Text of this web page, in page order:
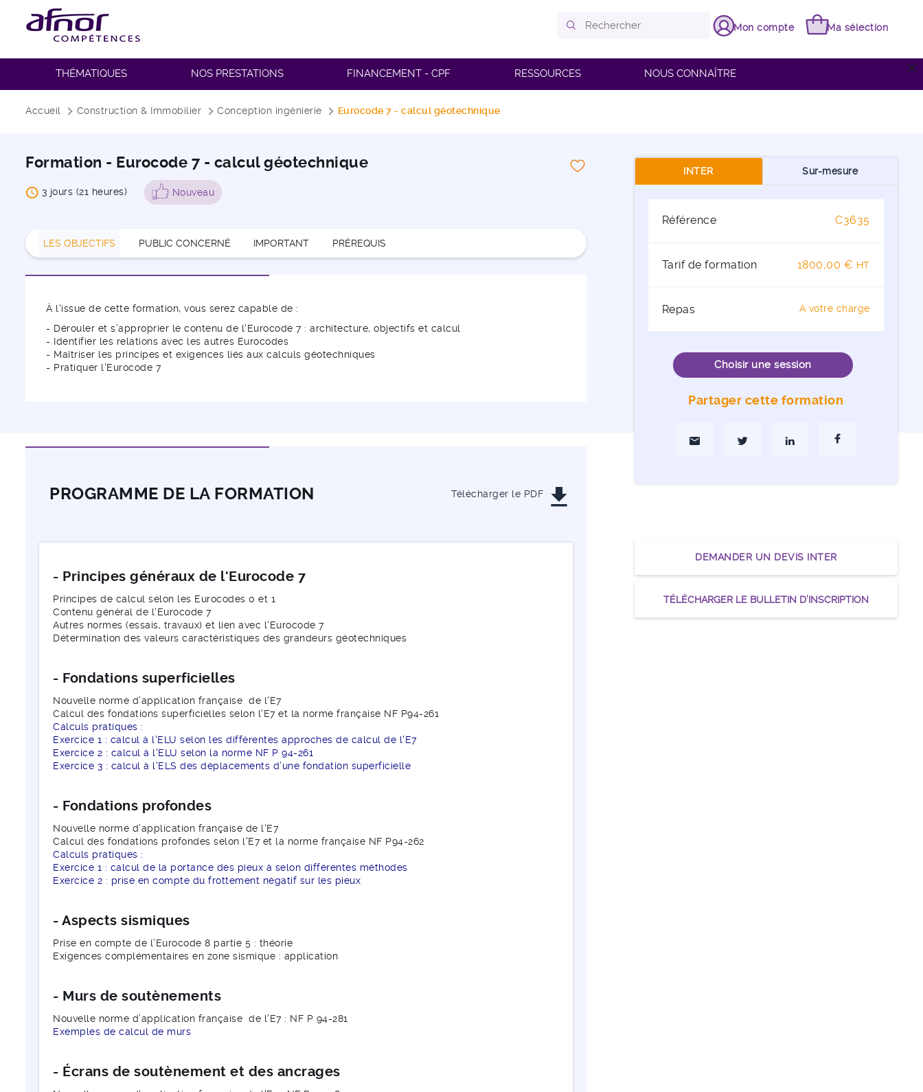
Mon compte Ma sélection
close
THÉMATIQUES NOS PRESTATIONS FINANCEMENT - CPF RESSOURCES NOUS CONNAÎTRE
Fil d'Ariane
Accueil Construction & Immobilier Conception ingénierie Eurocode 7 - calcul géotechnique
Formation - Eurocode 7 - calcul géotechnique
3 jours (21 heures) Nouveau
LES OBJECTIFS PUBLIC CONCERNÉ IMPORTANT PRÉREQUIS
À l'issue de cette formation, vous serez capable de :
- Dérouler et s’approprier le contenu de l'Eurocode 7 : architecture, objectifs et calcul
- Identifier les relations avec les autres Eurocodes
- Maîtriser les principes et exigences liés aux calculs géotechniques
- Pratiquer l'Eurocode 7
PROGRAMME DE LA FORMATION Télécharger le PDF get_app
- Principes généraux de l'Eurocode 7
Principes de calcul selon les Eurocodes 0 et 1
Contenu général de l'Eurocode 7
Autres normes (essais, travaux) et lien avec l'Eurocode 7
Détermination des valeurs caractéristiques des grandeurs géotechniques
- Fondations superficielles
Nouvelle norme d’application française de l'E7
Calcul des fondations superficielles selon l'E7 et la norme française NF P94-261
Calculs pratiques :
Exercice 1 : calcul à l'ELU selon les différentes approches de calcul de l'E7
Exercice 2 : calcul à l'ELU selon la norme NF P 94-261
Exercice 3 : calcul à l'ELS des déplacements d’une fondation superficielle
- Fondations profondes
Nouvelle norme d’application française de l'E7
Calcul des fondations profondes selon l'E7 et la norme française NF P94-262
Calculs pratiques :
Exercice 1 : calcul de la portance des pieux à selon différentes méthodes
Exercice 2 : prise en compte du frottement négatif sur les pieux
- Aspects sismiques
Prise en compte de l’Eurocode 8 partie 5 : théorie
Exigences complémentaires en zone sismique : application
- Murs de soutènements
Nouvelle norme d’application française de l'E7 : NF P 94-281
Exemples de calcul de murs
- Écrans de soutènement et des ancrages
INTER Sur-mesure
Référence C3635
Tarif de formation 1800,00 € HT
Repas A votre charge
Choisir une session
Partager cette formation
Partager par MailPartager sur TwitterPartager sur Linkedin
DEMANDER UN DEVIS INTER
TÉLÉCHARGER LE BULLETIN D’INSCRIPTION